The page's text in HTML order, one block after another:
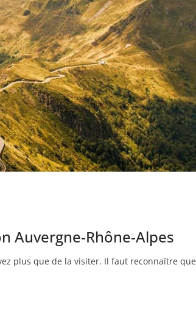
Auvergne-Rhône-Alpes
plus que de la visiter. Il faut reconnaître que